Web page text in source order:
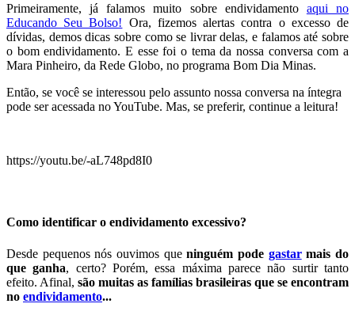
Primeiramente, já falamos muito sobre endividamento aqui no
Educando Seu Bolso! Ora, fizemos alertas contra o excesso de
dívidas, demos dicas sobre como se livrar delas, e falamos até sobre
o bom endividamento. E esse foi o tema da nossa conversa com a
Mara Pinheiro, da Rede Globo, no programa Bom Dia Minas.
Então, se você se interessou pelo assunto nossa conversa na íntegra
pode ser acessada no YouTube. Mas, se preferir, continue a leitura!
https://youtu.be/-aL748pd8I0
Como identificar o endividamento excessivo?
Desde pequenos nós ouvimos queninguém pode gastarmais do
que ganha, certo? Porém, essa máxima parece não surtir tanto
efeito. Afinal, são muitas as famílias brasileiras que se encontram
no endividamento...